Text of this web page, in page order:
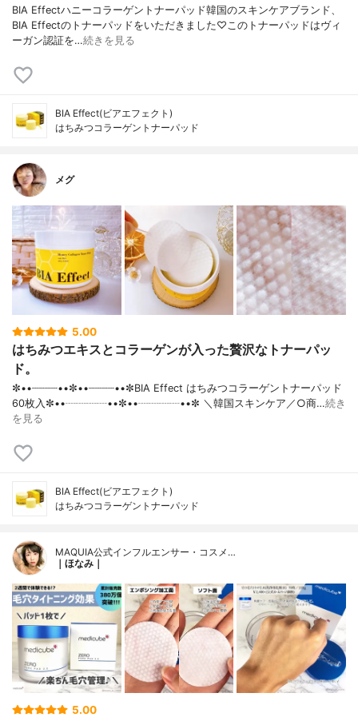
BIA Effectハニーコラーゲントナーパッド韓国のスキンケアブランド、
BIA Effectのトナーパッドをいただきました♡このトナーパッドはヴィ
ーガン認証を…続きを見る
BIA Effect(ビアエフェクト)
はちみつコラーゲントナーパッド
メグ
5.00
はちみつエキスとコラーゲンが入った贅沢なトナーパッ
ド。
✼••┈┈┈┈••✼••┈┈┈┈••✼BIA Effect はちみつコラーゲントナーパッド
60枚入✼••┈┈┈┈••✼••┈┈┈┈••✼ ＼韓国スキンケア／○商…続き
を見る
BIA Effect(ビアエフェクト)
はちみつコラーゲントナーパッド
MAQUIA公式インフルエンサー・コスメ…
｜ほなみ｜
5.00